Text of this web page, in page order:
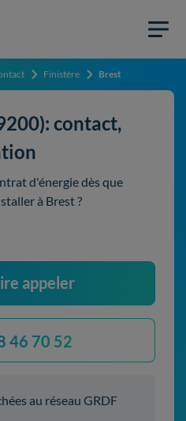
Finistère Brest
contact,
d'énergie dès que
à Brest ?
appeler
46 70 52
au réseau GRDF